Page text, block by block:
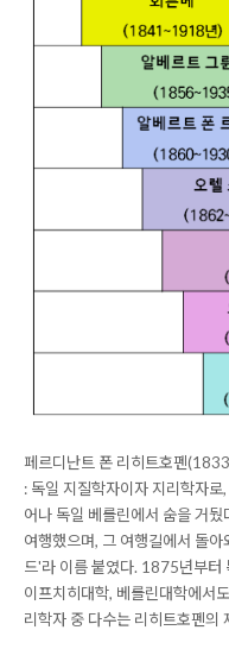
페르디난트 폰 리히트호펜
: 독일 지질학자이자 지리학자
어나 독일 베를린에서 숨을 거
여행했으며, 그 여행길에서 돌
드'라 이름 붙였다. 1875년부터
이프치히대학, 베를린대학에서
리학자 중 다수는 리히트호펜의